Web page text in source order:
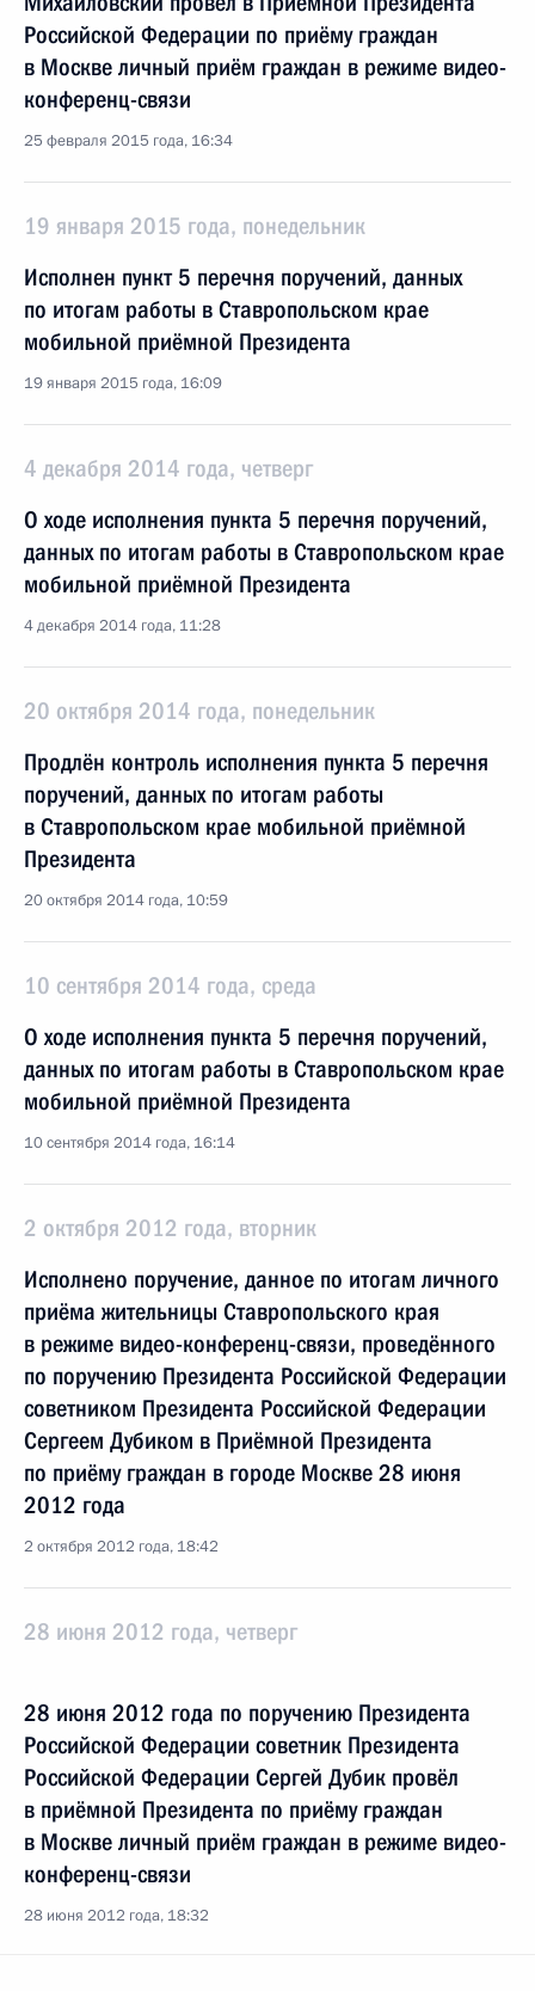
Российской Федерации по приёму граждан
в Москве личный приём граждан в режиме видео-
конференц-связи
25 февраля 2015 года, 16:34
19 января 2015 года, понедельник
Исполнен пункт 5 перечня поручений, данных
по итогам работы в Ставропольском крае
мобильной приёмной Президента
19 января 2015 года, 16:09
4 декабря 2014 года, четверг
О ходе исполнения пункта 5 перечня поручений,
данных по итогам работы в Ставропольском крае
мобильной приёмной Президента
4 декабря 2014 года, 11:28
20 октября 2014 года, понедельник
Продлён контроль исполнения пункта 5 перечня
поручений, данных по итогам работы
в Ставропольском крае мобильной приёмной
Президента
20 октября 2014 года, 10:59
10 сентября 2014 года, среда
О ходе исполнения пункта 5 перечня поручений,
данных по итогам работы в Ставропольском крае
мобильной приёмной Президента
10 сентября 2014 года, 16:14
2 октября 2012 года, вторник
Исполнено поручение, данное по итогам личного
приёма жительницы Ставропольского края
в режиме видео-конференц-связи, проведённого
по поручению Президента Российской Федерации
советником Президента Российской Федерации
Сергеем Дубиком в Приёмной Президента
по приёму граждан в городе Москве 28 июня
2012 года
2 октября 2012 года, 18:42
28 июня 2012 года, четверг
28 июня 2012 года по поручению Президента
Российской Федерации советник Президента
Российской Федерации Сергей Дубик провёл
в приёмной Президента по приёму граждан
в Москве личный приём граждан в режиме видео-
конференц-связи
28 июня 2012 года, 18:32